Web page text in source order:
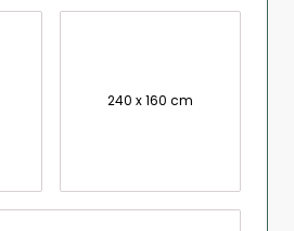
240 x 160 cm